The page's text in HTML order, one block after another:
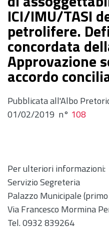
ICI/IMU/TASI
petrolifere.
concordata
Approvazione
accordo
Pubblicata all'Albo
01/02/2019 n° 108
Per ulteriori informazioni:
Servizio Segreteria
Palazzo Municipale
Via Francesco Mormina
Tel. 0932 839264